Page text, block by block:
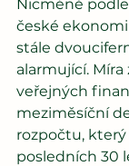
Nicméně
české
stále
alarmující.
veřejných
meziměsíční
rozpočtu, který
posledních 30